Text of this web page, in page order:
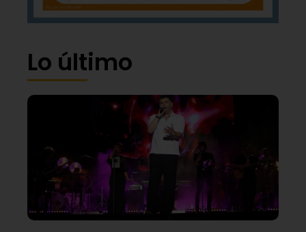
Lo último